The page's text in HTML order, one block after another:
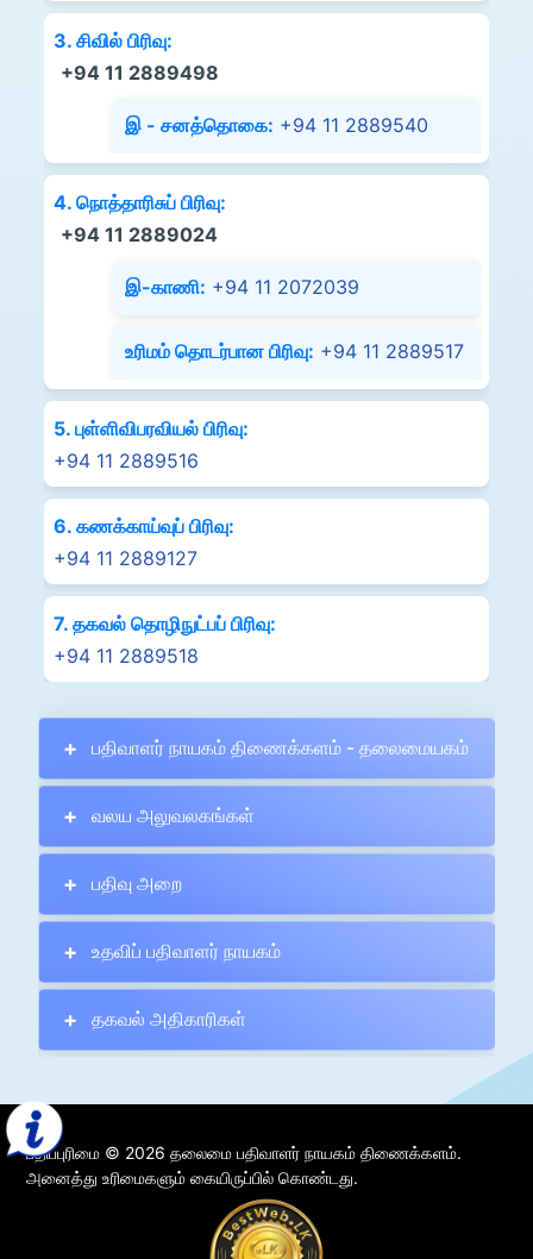
3. சிவில் பிரிவு:
+94 11 2889498
இ - சனத்தொகை: +94 11 2889540
4. நொத்தாரிசுப் பிரிவு:
+94 11 2889024
இ-காணி: +94 11 2072039
உரிமம் தொடர்பான பிரிவு: +94 11 2889517
5. புள்ளிவிபரவியல் பிரிவு:
+94 11 2889516
6. கணக்காய்வுப் பிரிவு:
+94 11 2889127
7. தகவல் தொழிநுட்பப் பிரிவு:
+94 11 2889518
பதிவாளர் நாயகம் திணைக்களம் - தலைமையகம்
வலய அலுவலகங்கள்
பதிவு அறை
உதவிப் பதிவாளர் நாயகம்
தகவல் அதிகாரிகள்
பதிப்புரிமை © 2026 தலைமை பதிவாளர் நாயகம் திணைக்களம்.
அனைத்து உரிமைகளும் கையிருப்பில் கொண்டது.